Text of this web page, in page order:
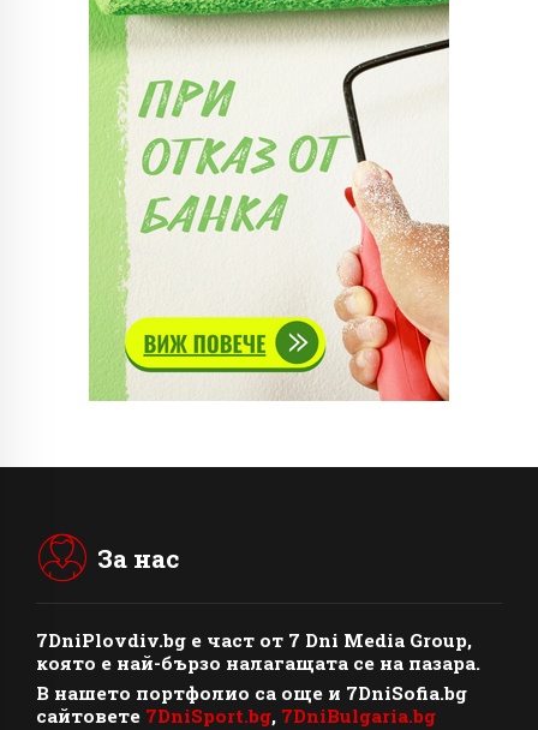
За нас
7DniPlovdiv.bg e част от 7 Dni Media Group,
която е най-бързо налагащата се на пазара.
В нашето портфолио са още и 7DniSofia.bg
сайтовете 7DniSport.bg, 7DniBulgaria.bg